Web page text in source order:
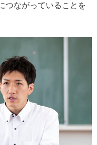
つながっていることを